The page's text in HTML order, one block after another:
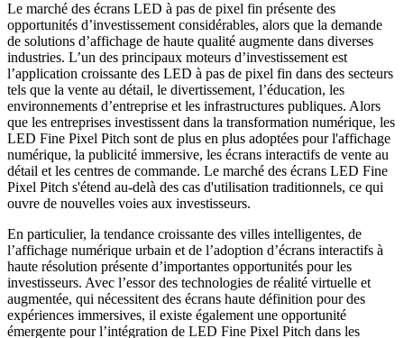
Le marché des écrans LED à pas de pixel fin présente des
opportunités d’investissement considérables, alors que la demande
de solutions d’affichage de haute qualité augmente dans diverses
industries. L’un des principaux moteurs d’investissement est
l’application croissante des LED à pas de pixel fin dans des secteurs
tels que la vente au détail, le divertissement, l’éducation, les
environnements d’entreprise et les infrastructures publiques. Alors
que les entreprises investissent dans la transformation numérique, les
LED Fine Pixel Pitch sont de plus en plus adoptées pour l'affichage
numérique, la publicité immersive, les écrans interactifs de vente au
détail et les centres de commande. Le marché des écrans LED Fine
Pixel Pitch s'étend au-delà des cas d'utilisation traditionnels, ce qui
ouvre de nouvelles voies aux investisseurs.
En particulier, la tendance croissante des villes intelligentes, de
l’affichage numérique urbain et de l’adoption d’écrans interactifs à
haute résolution présente d’importantes opportunités pour les
investisseurs. Avec l’essor des technologies de réalité virtuelle et
augmentée, qui nécessitent des écrans haute définition pour des
expériences immersives, il existe également une opportunité
émergente pour l’intégration de LED Fine Pixel Pitch dans les